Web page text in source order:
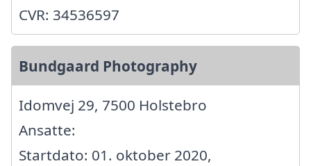
CVR: 34536597
Bundgaard Photography
Idomvej 29, 7500 Holstebro
Ansatte:
Startdato: 01. oktober 2020,